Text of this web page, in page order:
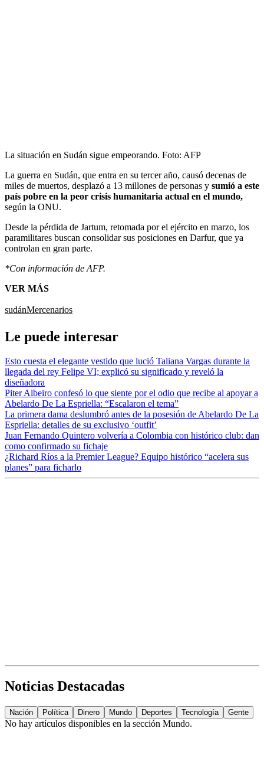
La situación en Sudán sigue empeorando. Foto: AFP
La guerra en Sudán, que entra en su tercer año, causó decenas de
miles de muertos, desplazó a 13 millones de personas y sumió a este
país pobre en la peor crisis humanitaria actual en el mundo,
según la ONU.
Desde la pérdida de Jartum, retomada por el ejército en marzo, los
paramilitares buscan consolidar sus posiciones en Darfur, que ya
controlan en gran parte.
*Con información de AFP.
VER MÁS
sudánMercenarios
Le puede interesar
Esto cuesta el elegante vestido que lució Taliana Vargas durante la
llegada del rey Felipe VI; explicó su significado y reveló la
diseñadora
Piter Albeiro confesó lo que siente por el odio que recibe al apoyar a
Abelardo De La Espriella: “Escalaron el tema”
La primera dama deslumbró antes de la posesión de Abelardo De La
Espriella: detalles de su exclusivo ‘outfit’
Juan Fernando Quintero volvería a Colombia con histórico club: dan
como confirmado su fichaje
¿Richard Ríos a la Premier League? Equipo histórico “acelera sus
planes” para ficharlo
Noticias Destacadas
Nación Política Dinero Mundo Deportes Tecnología Gente
No hay artículos disponibles en la sección Mundo.